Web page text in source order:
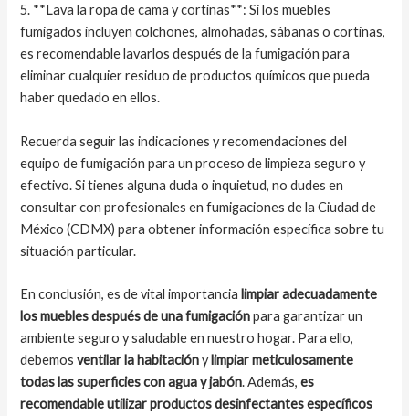
5. **Lava la ropa de cama y cortinas**: Si los muebles
fumigados incluyen colchones, almohadas, sábanas o cortinas,
es recomendable lavarlos después de la fumigación para
eliminar cualquier residuo de productos químicos que pueda
haber quedado en ellos.
Recuerda seguir las indicaciones y recomendaciones del
equipo de fumigación para un proceso de limpieza seguro y
efectivo. Si tienes alguna duda o inquietud, no dudes en
consultar con profesionales en fumigaciones de la Ciudad de
México (CDMX) para obtener información específica sobre tu
situación particular.
En conclusión, es de vital importancia limpiar adecuadamente
los muebles después de una fumigaciónpara garantizar un
ambiente seguro y saludable en nuestro hogar. Para ello,
debemos ventilar la habitaciónylimpiar meticulosamente
todas las superficies con agua y jabón. Además,es
recomendable utilizar productos desinfectantes específicos